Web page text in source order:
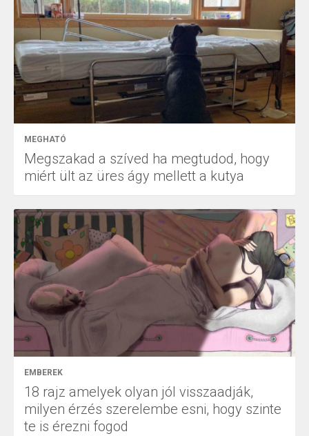
MEGHATÓ
Megszakad a szíved ha megtudod, hogy
miért ült az üres ágy mellett a kutya
EMBEREK
18 rajz amelyek olyan jól visszaadják,
milyen érzés szerelembe esni, hogy szinte
te is érezni fogod